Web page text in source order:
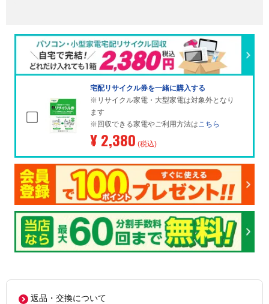
宅配リサイクル券を一緒に購入する
※リサイクル家電・大型家電は対象外となり
ます
※回収できる家電やご利用方法はこちら
¥ 2,380 (税込)
返品・交換について